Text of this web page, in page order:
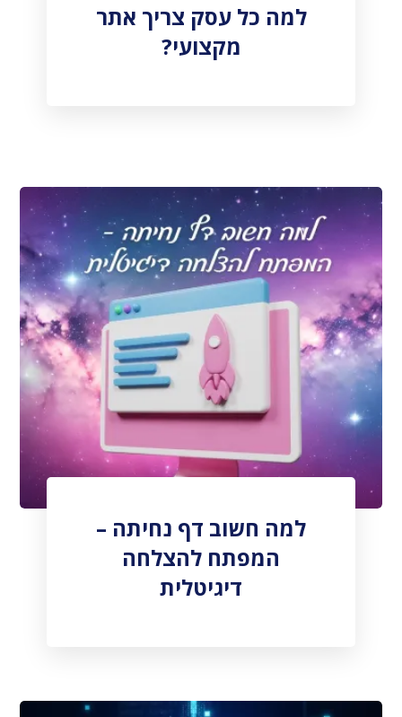
למה כל עסק צריך אתר
מקצועי?
למה חשוב דף נחיתה –
המפתח להצלחה
דיגיטלית